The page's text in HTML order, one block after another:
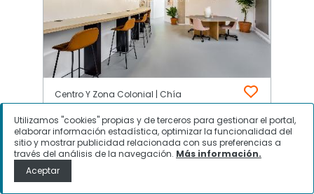
Centro Y Zona Colonial | Chía
$349.000
Oficina en Arriendo, Centro Y Zona
Colonial, Chía
Utilizamos "cookies" propias y de terceros para gestionar el portal,
elaborar información estadística, optimizar la funcionalidad del
sitio y mostrar publicidad relacionada con sus preferencias a
través del análisis de la navegación. Más información.
Aceptar